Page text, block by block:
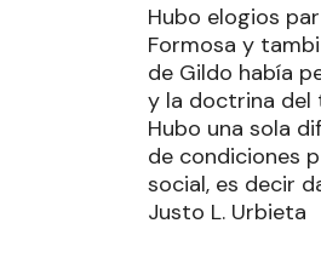
Hubo elogios
Formosa y
de Gildo había
y la doctrina del
Hubo una sola
de condiciones
social, es decir
Justo L. Urbieta